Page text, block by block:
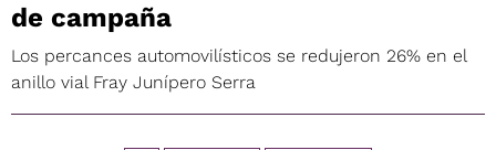
de campaña
Los percances automovilísticos se redujeron 26% en el
anillo vial Fray Junípero Serra